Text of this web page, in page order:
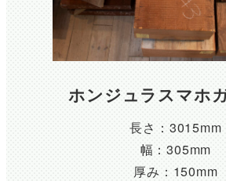
ホンジュラスマホ
長さ：3015mm
幅：305mm
厚み：150mm